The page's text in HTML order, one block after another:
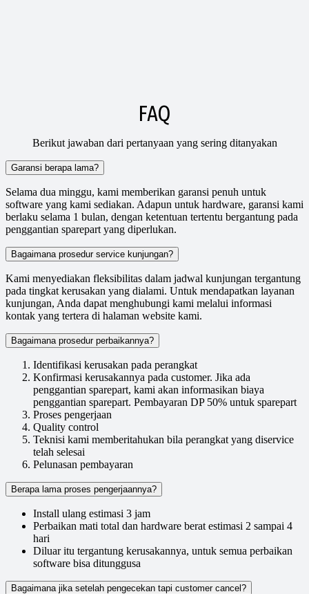
FAQ
Berikut jawaban dari pertanyaan yang sering ditanyakan
Garansi berapa lama?
Selama dua minggu, kami memberikan garansi penuh untuk
software yang kami sediakan. Adapun untuk hardware, garansi kami
berlaku selama 1 bulan, dengan ketentuan tertentu bergantung pada
penggantian sparepart yang diperlukan.
Bagaimana prosedur service kunjungan?
Kami menyediakan fleksibilitas dalam jadwal kunjungan tergantung
pada tingkat kerusakan yang dialami. Untuk mendapatkan layanan
kunjungan, Anda dapat menghubungi kami melalui informasi
kontak yang tertera di halaman website kami.
Bagaimana prosedur perbaikannya?
Identifikasi kerusakan pada perangkat
Konfirmasi kerusakannya pada customer. Jika ada
penggantian sparepart, kami akan informasikan biaya
penggantian sparepart. Pembayaran DP 50% untuk sparepart
Proses pengerjaan
Quality control
Teknisi kami memberitahukan bila perangkat yang diservice
telah selesai
Pelunasan pembayaran
Berapa lama proses pengerjaannya?
Install ulang estimasi 3 jam
Perbaikan mati total dan hardware berat estimasi 2 sampai 4
hari
Diluar itu tergantung kerusakannya, untuk semua perbaikan
software bisa ditunggusa
Bagaimana jika setelah pengecekan tapi customer cancel?